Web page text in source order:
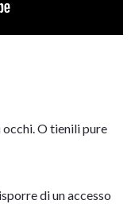
O tienili pure
di un accesso